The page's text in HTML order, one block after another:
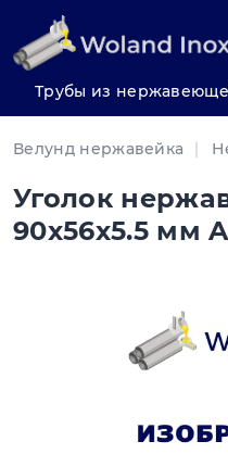
Трубы из
Велунд нержавейка
Уголок
90х56х5.5 мм